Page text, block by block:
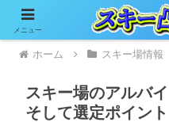
ホーム スキー場情報
スキー場のアルバ
そして選定ポイント
メニュー